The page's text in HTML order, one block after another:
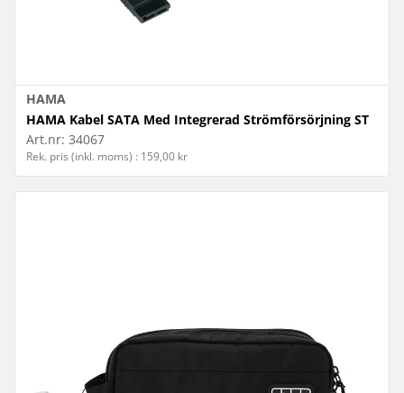
HAMA
HAMA Kabel SATA Med Integrerad Strömförsörjning ST
Art.nr: 34067
Rek. pris (inkl. moms) : 159,00 kr